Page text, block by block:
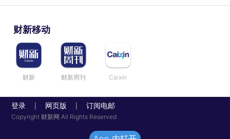
财新移动
财新 财新周刊 Caixin
登录 网页版 订阅电邮
Copyright 财新网 All Rights Reserved